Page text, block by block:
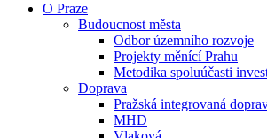
O Praze
Budoucnost města
Odbor územního rozvoje
Projekty měnící Prahu
Metodika spoluúčasti
Doprava
Pražská integrovaná
MHD